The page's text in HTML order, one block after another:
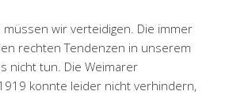
wir verteidigen. Die immer
rechten Tendenzen in unserem
nicht tun. Die Weimarer
konnte leider nicht verhindern,